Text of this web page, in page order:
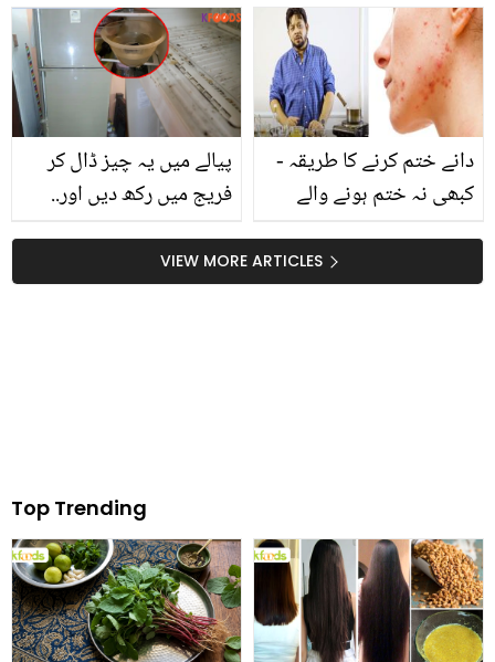
فیمنزم سے متعلق ایسا کیا
کہا کہ لوگوں نے شیشہ دکھا
دیا؟
پیالے میں یہ چیز ڈال کر
فریج میں رکھ دیں اور..
ختم کریں؟ دیکھیں
دانے ختم کرنے کا طریقہ -
کبھی نہ ختم ہونے والے
جان چھڑائیں مشہور
ہربلسٹ ڈاکٹر عیسیٰ کا
VIEW MORE ARTICLES
Top Trending